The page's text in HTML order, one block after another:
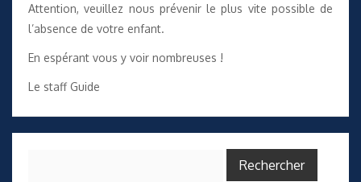
Attention, veuillez nous prévenir le plus vite possible de
l’absence de votre enfant.
En espérant vous y voir nombreuses !
Le staff Guide